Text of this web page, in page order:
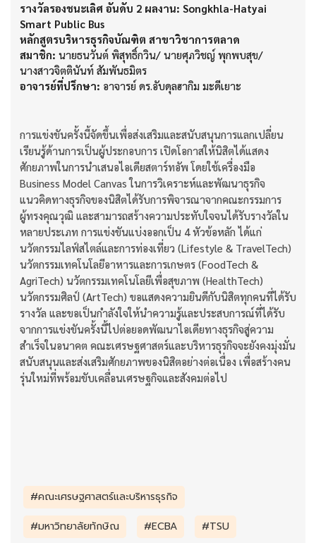
รางวัลรองชนะเลิศ อันดับ 2 ผลงาน: Songkhla-Hatyai
Smart Public Bus
หลักสูตรบริหารธุรกิจบัณฑิต สาขาวิชาการตลาด
สมาชิก: นายธนวันต์ พิสุทธิ์กวิน/ นายศุภวิชญ์ พุกพบสุข/
นางสาวจิตตินันท์ สัมพันธมิตร
อาจารย์ที่ปรึกษา: อาจารย์ ดร.อับดุลฮากิม มะดีเยาะ
การแข่งขันครั้งนี้จัดขึ้นเพื่อส่งเสริมและสนับสนุนการแลกเปลี่ยน
เรียนรู้ด้านการเป็นผู้ประกอบการ เปิดโอกาสให้นิสิตได้แสดง
ศักยภาพในการนำเสนอไอเดียสตาร์ทอัพ โดยใช้เครื่องมือ
Business Model Canvas ในการวิเคราะห์และพัฒนาธุรกิจ
แนวคิดทางธุรกิจของนิสิตได้รับการพิจารณาจากคณะกรรมการ
ผู้ทรงคุณวุฒิ และสามารถสร้างความประทับใจจนได้รับรางวัลใน
หลายประเภท การแข่งขันแบ่งออกเป็น 4 หัวข้อหลัก ได้แก่
นวัตกรรมไลฟ์สไตล์และการท่องเที่ยว (Lifestyle & TravelTech)
นวัตกรรมเทคโนโลยีอาหารและการเกษตร (FoodTech &
AgriTech) นวัตกรรมเทคโนโลยีเพื่อสุขภาพ (HealthTech)
นวัตกรรมศิลป์ (ArtTech) ขอแสดงความยินดีกับนิสิตทุกคนที่ได้รับ
รางวัล และขอเป็นกำลังใจให้นำความรู้และประสบการณ์ที่ได้รับ
จากการแข่งขันครั้งนี้ไปต่อยอดพัฒนาไอเดียทางธุรกิจสู่ความ
สำเร็จในอนาคต คณะเศรษฐศาสตร์และบริหารธุรกิจจะยังคงมุ่งมั่น
สนับสนุนและส่งเสริมศักยภาพของนิสิตอย่างต่อเนื่อง เพื่อสร้างคน
รุ่นใหม่ที่พร้อมขับเคลื่อนเศรษฐกิจและสังคมต่อไป
#คณะเศรษฐศาสตร์และบริหารธุรกิจ
#มหาวิทยาลัยทักษิณ
#ECBA
#TSU